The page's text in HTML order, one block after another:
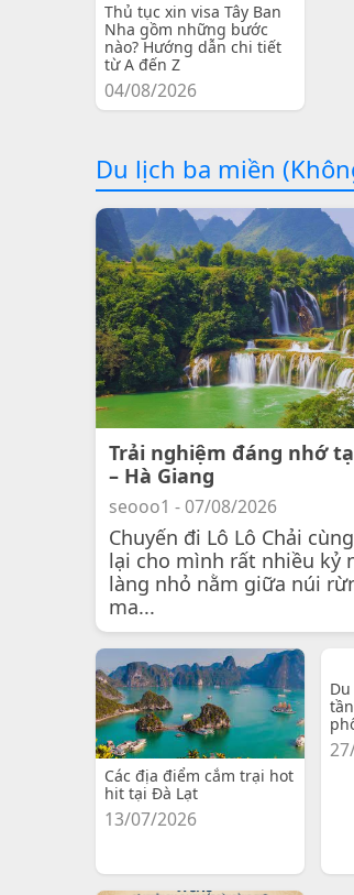
Thủ tục xin visa Tây Ban
Nha gồm những bước
nào? Hướng dẫn chi tiết
từ A đến Z
04/08/2026
Du lịch ba miền
Trải nghiệm đáng nhớ
– Hà Giang
seooo1 - 07/08/2026
Chuyến đi Lô Lô Chải
lại cho mình rất nhiều kỷ
làng nhỏ nằm giữa núi
ma...
Các địa điểm cắm trại hot
hit tại Đà Lạt
13/07/2026